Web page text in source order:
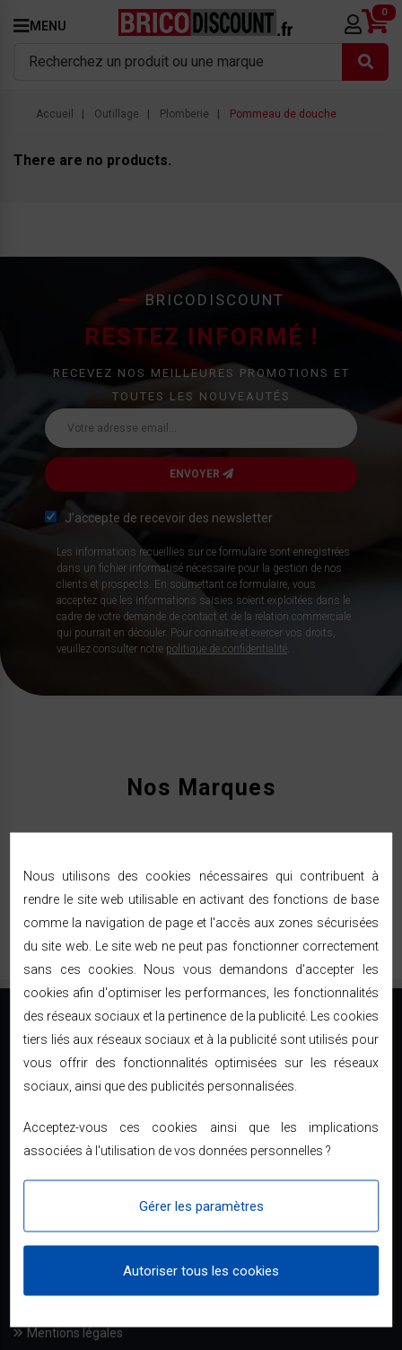
MENU
0
Accueil Outillage Plomberie Pommeau de douche
There are no products.
BRICODISCOUNT
RESTEZ INFORMÉ !
RECEVEZ NOS MEILLEURES PROMOTIONS ET
TOUTES LES NOUVEAUTÉS
ENVOYER
J’accepte de recevoir des newsletter
Les informations recueillies sur ce formulaire sont enregistrées
dans un fichier informatisé nécessaire pour la gestion de nos
clients et prospects. En soumettant ce formulaire, vous
acceptez que les informations saisies soient exploitées dans le
cadre de votre demande de contact et de la relation commerciale
qui pourrait en découler. Pour connaitre et exercer vos droits,
veuillez consulter notre politique de confidentialité
Nos Marques
Le direct usine à prix discount
01 34 04 83 04
contact@bricodiscount.fr
Qui sommes-nous
Mentions légales
Nous utilisons des cookies nécessaires qui contribuent à
rendre le site web utilisable en activant des fonctions de base
comme la navigation de page et l'accès aux zones sécurisées
du site web. Le site web ne peut pas fonctionner correctement
sans ces cookies. Nous vous demandons d'accepter les
cookies afin d'optimiser les performances, les fonctionnalités
des réseaux sociaux et la pertinence de la publicité. Les cookies
tiers liés aux réseaux sociaux et à la publicité sont utilisés pour
vous offrir des fonctionnalités optimisées sur les réseaux
sociaux, ainsi que des publicités personnalisées.
Acceptez-vous ces cookies ainsi que les implications
associées à l'utilisation de vos données personnelles ?
Gérer les paramètres
Autoriser tous les cookies